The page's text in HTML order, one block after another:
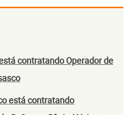
contratando Operador de
está contratando